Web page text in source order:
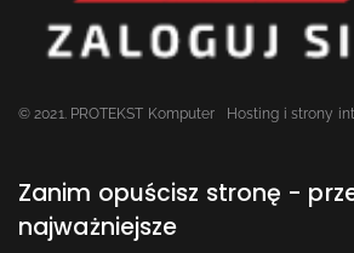
© 2021. PROTEKST Komputer Hosting i strony
Zanim opuścisz stronę -
najważniejsze